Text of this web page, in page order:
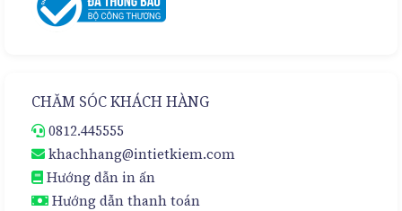
CHĂM SÓC KHÁCH HÀNG
0812.445555
khachhang@intietkiem.com
Hướng dẫn in ấn
Hướng dẫn thanh toán